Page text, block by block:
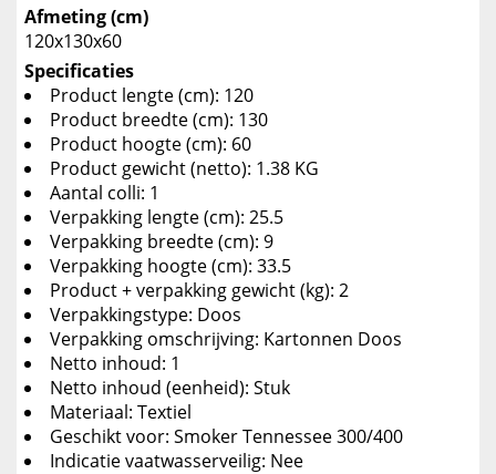
Afmeting (cm)
120x130x60
Specificaties
Product lengte (cm): 120
Product breedte (cm): 130
Product hoogte (cm): 60
Product gewicht (netto): 1.38 KG
Aantal colli: 1
Verpakking lengte (cm): 25.5
Verpakking breedte (cm): 9
Verpakking hoogte (cm): 33.5
Product + verpakking gewicht (kg): 2
Verpakkingstype: Doos
Verpakking omschrijving: Kartonnen Doos
Netto inhoud: 1
Netto inhoud (eenheid): Stuk
Materiaal: Textiel
Geschikt voor: Smoker Tennessee 300/400
Indicatie vaatwasserveilig: Nee